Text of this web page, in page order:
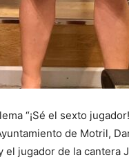
“¡Sé el sexto
de Motril,
jugador de la cantera